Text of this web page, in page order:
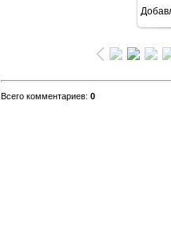
Всего комментариев: 0